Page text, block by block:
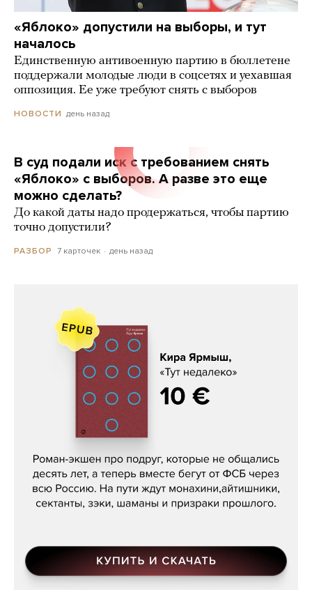
«Яблоко» допустили на выборы, и тут
началось
Единственную антивоенную партию в бюллетене
поддержали молодые люди в соцсетях и уехавшая
оппозиция. Ее уже требуют снять с выборов
НОВОСТИ день назад
В суд подали иск с требованием снять
«Яблоко» с выборов. А разве это еще
можно сделать?
До какой даты надо продержаться, чтобы партию
точно допустили?
РАЗБОР 7 карточек день назад
Кира Ярмыш, «Тут недалеко»